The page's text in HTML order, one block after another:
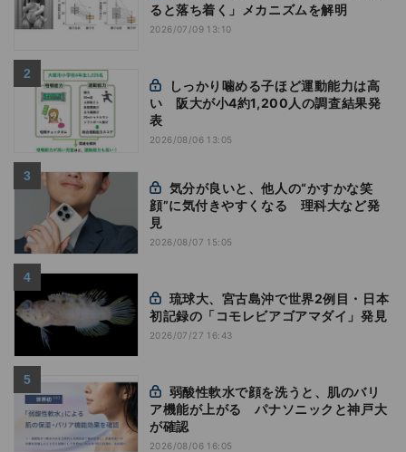
ると落ち着く」メカニズムを解明
2026/07/09 13:10
い 阪大が小4約1,200人の調査結果発
表
2026/08/06 13:05
顔”に気付きやすくなる 理科大など発
見
2026/08/07 15:05
初記録の「コモレビアゴアマダイ」発見
2026/07/27 16:43
ア機能が上がる パナソニックと神戸大
が確認
2026/08/06 16:05